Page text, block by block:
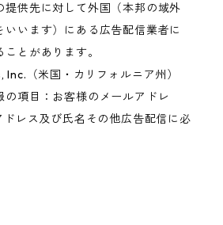
提供先に対して外国（本邦の域外
いいます）にある広告配信業者に
とがあります。
（米国・カリフォルニア州）
の項目：お客様のメールアドレ
ドレス及び氏名その他広告配信に必